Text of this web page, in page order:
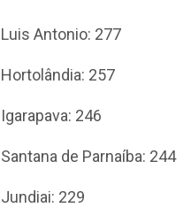
Luis Antonio: 277
Hortolândia: 257
Igarapava: 246
Santana de Parnaíba: 244
Jundiai: 229